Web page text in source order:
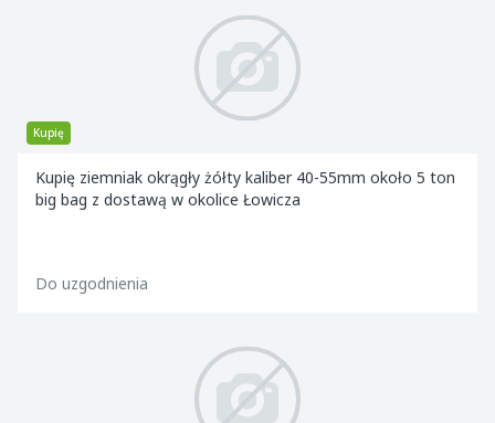
Kupię
Kupię ziemniak okrągły żółty kaliber 40-55mm około 5 ton
big bag z dostawą w okolice Łowicza
Do uzgodnienia